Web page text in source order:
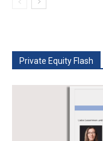
Private Equity Flash